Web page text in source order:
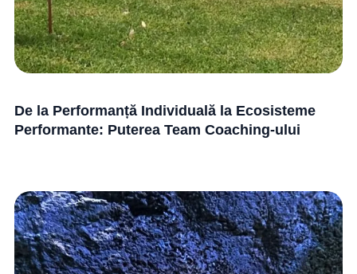
De la Performanță Individuală la Ecosisteme
Performante: Puterea Team Coaching-ului